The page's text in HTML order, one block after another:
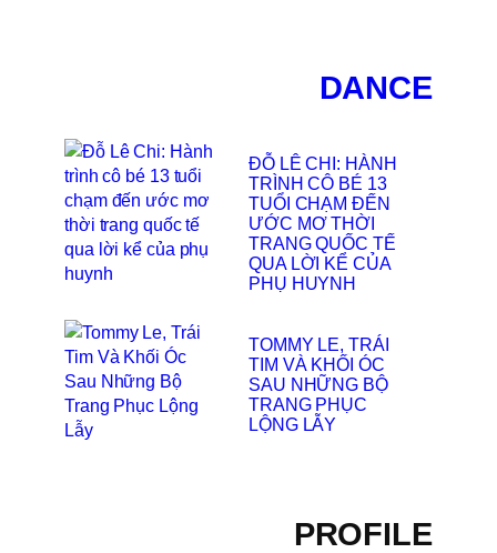
DANCE
ĐỖ LÊ CHI: HÀNH
TRÌNH CÔ BÉ 13
TUỔI CHẠM ĐẾN
ƯỚC MƠ THỜI
TRANG QUỐC TẾ
QUA LỜI KỂ CỦA
PHỤ HUYNH
TOMMY LE, TRÁI
TIM VÀ KHỐI ÓC
SAU NHỮNG BỘ
TRANG PHỤC
LỘNG LẪY
PROFILE